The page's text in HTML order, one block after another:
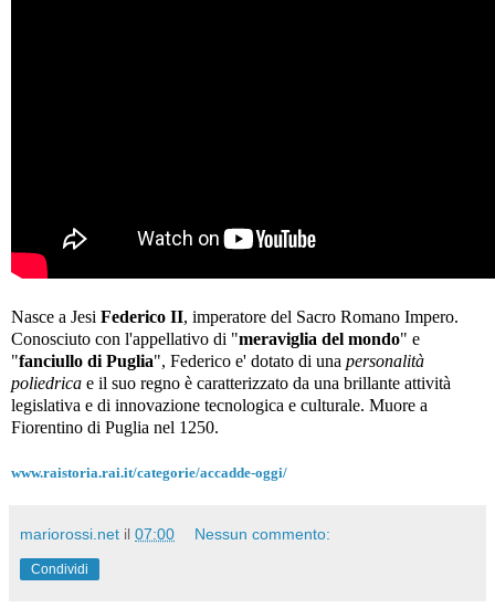
Nasce a Jesi Federico II, imperatore del Sacro Romano Impero.
Conosciuto con l'appellativo di "meraviglia del mondo" e
"fanciullo di Puglia", Federico e' dotato di una personalità
poliedrica e il suo regno è caratterizzato da una brillante attività
legislativa e di innovazione tecnologica e culturale. Muore a
Fiorentino di Puglia nel 1250.
www.raistoria.rai.it/categorie/accadde-oggi/
mariorossi.net il 07:00 Nessun commento:
Condividi